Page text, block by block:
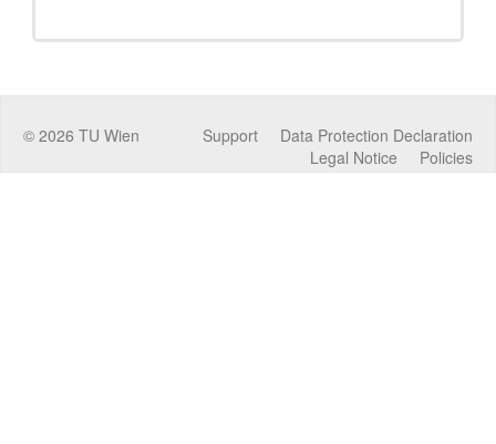
© 2026 TU Wien Data Protection Declaration
Support
Policies
Legal Notice